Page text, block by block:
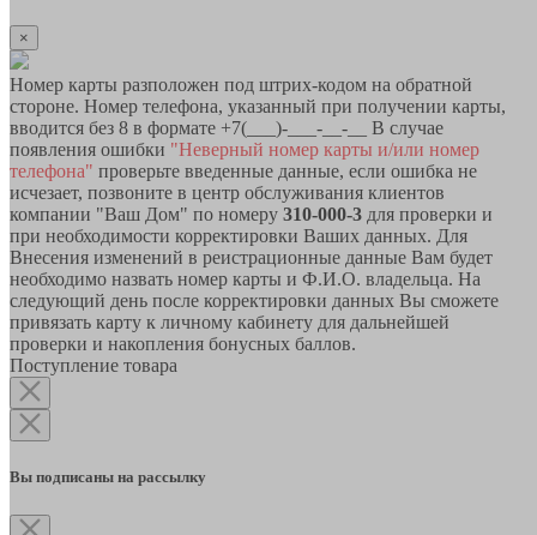
×
Номер карты разположен под штрих-кодом на обратной
стороне. Номер телефона, указанный при получении карты,
вводится без 8 в формате +7(___)-___-__-__ В случае
появления ошибки "Неверный номер карты и/или номер
телефона" проверьте введенные данные, если ошибка не
исчезает, позвоните в центр обслуживания клиентов
компании "Ваш Дом" по номеру 310-000-3 для проверки и
при необходимости корректировки Ваших данных. Для
Внесения изменений в реистрационные данные Вам будет
необходимо назвать номер карты и Ф.И.О. владельца. На
следующий день после корректировки данных Вы сможете
привязать карту к личному кабинету для дальнейшей
проверки и накопления бонусных баллов.
Поступление товара
Вы подписаны на рассылку